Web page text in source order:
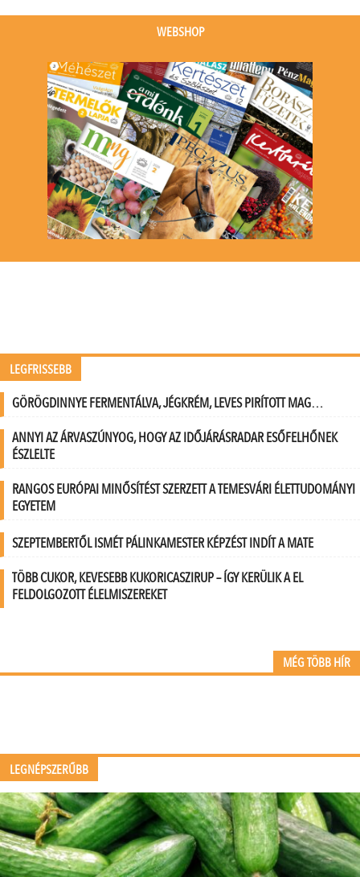
event)
event)
WEBSHOP
LEGFRISSEBB
GÖRÖGDINNYE FERMENTÁLVA, JÉGKRÉM, LEVES PIRÍTOTT MAG…
ANNYI AZ ÁRVASZÚNYOG, HOGY AZ IDŐJÁRÁSRADAR ESŐFELHŐNEK
ÉSZLELTE
RANGOS EURÓPAI MINŐSÍTÉST SZERZETT A TEMESVÁRI ÉLETTUDOMÁNYI
EGYETEM
SZEPTEMBERTŐL ISMÉT PÁLINKAMESTER KÉPZÉST INDÍT A MATE
TÖBB CUKOR, KEVESEBB KUKORICASZIRUP – ÍGY KERÜLIK A EL
FELDOLGOZOTT ÉLELMISZEREKET
MÉG TÖBB HÍR
LEGNÉPSZERŰBB